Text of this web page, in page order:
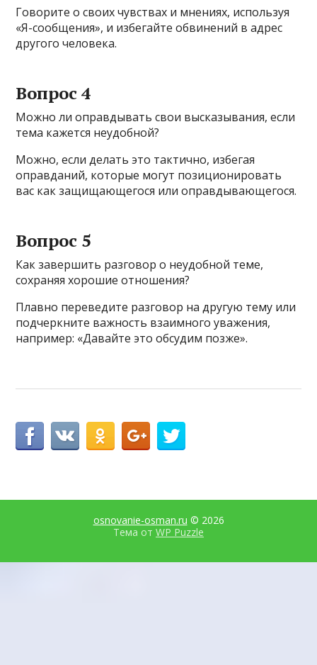
Говорите о своих чувствах и мнениях, используя
«Я-сообщения», и избегайте обвинений в адрес
другого человека.
Вопрос 4
Можно ли оправдывать свои высказывания, если
тема кажется неудобной?
Можно, если делать это тактично, избегая
оправданий, которые могут позиционировать
вас как защищающегося или оправдывающегося.
Вопрос 5
Как завершить разговор о неудобной теме,
сохраняя хорошие отношения?
Плавно переведите разговор на другую тему или
подчеркните важность взаимного уважения,
например: «Давайте это обсудим позже».
osnovanie-osman.ru © 2026
Тема от WP Puzzle